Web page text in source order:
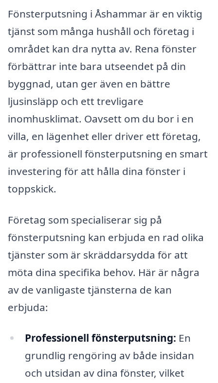
Fönsterputsning i Åshammar är en viktig
tjänst som många hushåll och företag i
området kan dra nytta av. Rena fönster
förbättrar inte bara utseendet på din
byggnad, utan ger även en bättre
ljusinsläpp och ett trevligare
inomhusklimat. Oavsett om du bor i en
villa, en lägenhet eller driver ett företag,
är professionell fönsterputsning en smart
investering för att hålla dina fönster i
toppskick.
Företag som specialiserar sig på
fönsterputsning kan erbjuda en rad olika
tjänster som är skräddarsydda för att
möta dina specifika behov. Här är några
av de vanligaste tjänsterna de kan
erbjuda:
Professionell fönsterputsning: En
grundlig rengöring av både insidan
och utsidan av dina fönster, vilket